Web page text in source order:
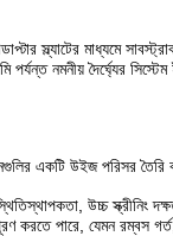
স্ল্যাটের মাধ্যমে
নমনীয় দৈর্ঘ্যের
একটি উইজ পরিসর তৈরি
উচ্চ স্ক্রীনিং
করতে পারে, যেমন রম্বস